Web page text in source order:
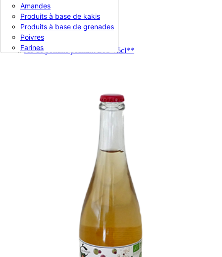
Amandes
Produits à base de kakis
Produits à base de grenades
Poivres
Farines
Panier Produit(0)
Accueil
Nos Produits
Boissons
Jus de pomme pétillant BIO 75cl**